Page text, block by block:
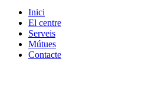
Inici
El centre
Serveis
Mútues
Contacte